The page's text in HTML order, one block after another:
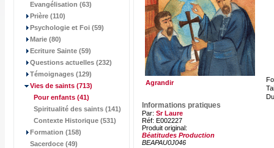
Evangélisation (63)
Prière (110)
Psychologie et Foi (59)
Marie (80)
Ecriture Sainte (59)
Questions actuelles (232)
Témoignages (129)
Vies de saints (713)
Pour enfants (41)
Spiritualité des saints (141)
Contexte Historique (531)
Formation (158)
Sacerdoce (49)
Agrandir
Informations pratiques
Par: Sr Laure
Réf: E002227
Produit original:
Béatitudes Production
BEAPAU0J046